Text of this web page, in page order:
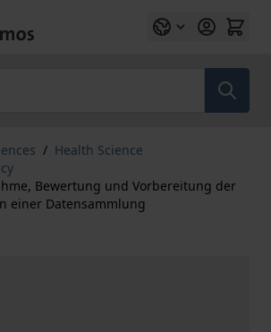
/ Health Science
Bewertung und Vorbereitung der
einer Datensammlung